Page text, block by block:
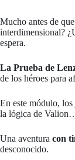
Mucho antes de
interdimensional?
espera.
La Prueba de
de los héroes para
En este módulo, los
la lógica de
Una aventura con
desconocido.